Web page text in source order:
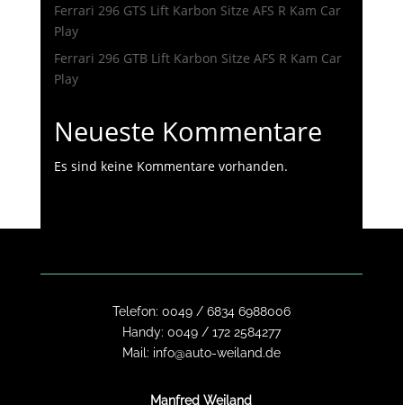
Ferrari 296 GTS Lift Karbon Sitze AFS R Kam Car
Play
Ferrari 296 GTB Lift Karbon Sitze AFS R Kam Car
Play
Neueste Kommentare
Es sind keine Kommentare vorhanden.
Telefon: 0049 / 6834 6988006
Handy: 0049 / 172 2584277
Mail: info@auto-weiland.de
Manfred Weiland